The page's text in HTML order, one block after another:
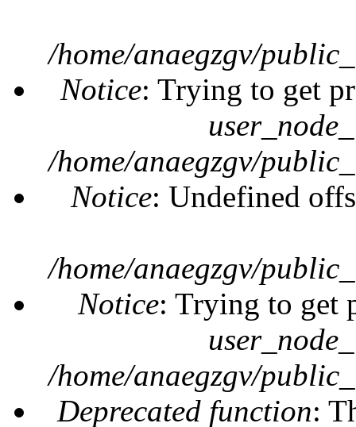
/home/anaegzgv/
Notice: Trying to get
/home/anaegzgv/
Notice: Undefined
/home/anaegzgv/
Notice: Trying to get
/home/anaegzgv/
Deprecated function: